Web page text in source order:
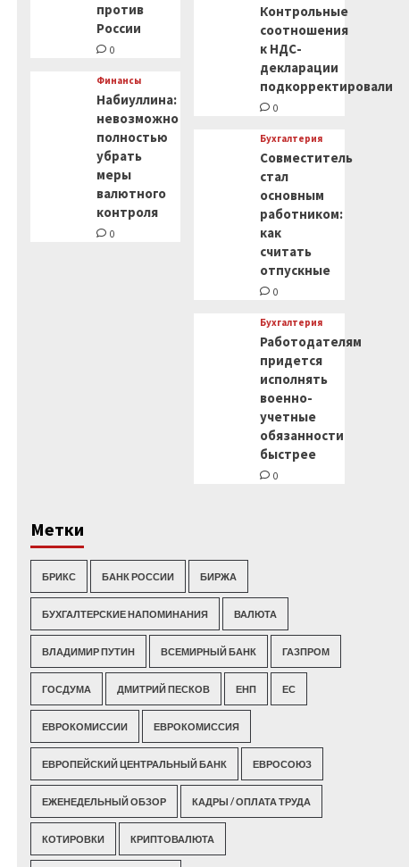
против
России
0
Финансы
Набиуллина:
невозможно
полностью
убрать
меры
валютного
контроля
0
Контрольные
соотношения
к НДС-
декларации
подкорректировали
0
Бухгалтерия
Совместитель
стал
основным
работником:
как
считать
отпускные
0
Бухгалтерия
Работодателям
придется
исполнять
военно-
учетные
обязанности
быстрее
0
Метки
БРИКС БАНК РОССИИ БИРЖА
БУХГАЛТЕРСКИЕ НАПОМИНАНИЯ ВАЛЮТА
ВЛАДИМИР ПУТИН ВСЕМИРНЫЙ БАНК ГАЗПРОМ
ГОСДУМА ДМИТРИЙ ПЕСКОВ ЕНП ЕС
ЕВРОКОМИССИИ ЕВРОКОМИССИЯ
ЕВРОПЕЙСКИЙ ЦЕНТРАЛЬНЫЙ БАНК ЕВРОСОЮЗ
ЕЖЕНЕДЕЛЬНЫЙ ОБЗОР КАДРЫ / ОПЛАТА ТРУДА
КОТИРОВКИ КРИПТОВАЛЮТА